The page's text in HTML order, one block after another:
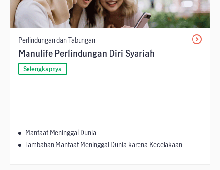
Perlindungan dan Tabungan
Manulife Perlindungan Diri Syariah
Selengkapnya
Manfaat Meninggal Dunia
Tambahan Manfaat Meninggal Dunia karena Kecelakaan